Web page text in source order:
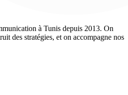
à Tunis depuis 2013. On
des stratégies, et on accompagne nos